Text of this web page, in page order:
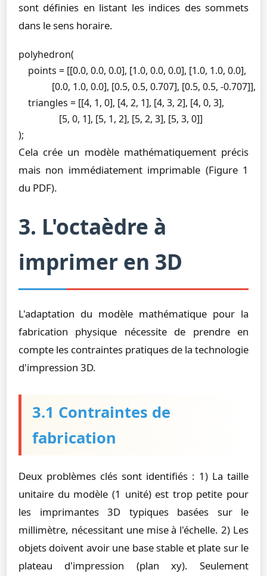
sont définies en listant les indices des sommets
dans le sens horaire.
polyhedron(
    points = [[0.0, 0.0, 0.0], [1.0, 0.0, 0.0], [1.0, 1.0, 0.0],
              [0.0, 1.0, 0.0], [0.5, 0.5, 0.707], [0.5, 0.5, -0.707]],
    triangles = [[4, 1, 0], [4, 2, 1], [4, 3, 2], [4, 0, 3],
                 [5, 0, 1], [5, 1, 2], [5, 2, 3], [5, 3, 0]]
);
Cela crée un modèle mathématiquement précis
mais non immédiatement imprimable (Figure 1
du PDF).
3. L'octaèdre à
imprimer en 3D
L'adaptation du modèle mathématique pour la
fabrication physique nécessite de prendre en
compte les contraintes pratiques de la technologie
d'impression 3D.
3.1 Contraintes de
fabrication
Deux problèmes clés sont identifiés : 1) La taille
unitaire du modèle (1 unité) est trop petite pour
les imprimantes 3D typiques basées sur le
millimètre, nécessitant une mise à l'échelle. 2) Les
objets doivent avoir une base stable et plate sur le
plateau d'impression (plan xy). Seulement